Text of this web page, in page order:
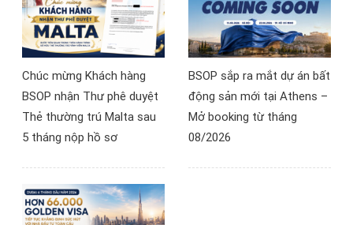
Chúc mừng Khách hàng
BSOP nhận Thư phê duyệt
Thẻ thường trú Malta sau
5 tháng nộp hồ sơ
BSOP sắp ra mắt dự án bất
động sản mới tại Athens –
Mở booking từ tháng
08/2026